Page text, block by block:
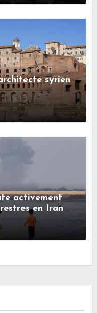
syrien
activement
en Iran